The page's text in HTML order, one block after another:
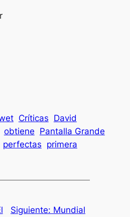
Críticas David
obtiene Pantalla Grande
perfectas primera
Siguiente: Mundial